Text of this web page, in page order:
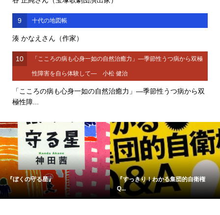
9 十代の地図帳
湊 かなえさん（作家）
10 「こころの病も心身一如の自然治癒力」―季節性うつ病から双極
性障害を自ら体験して― 小松 健治
「こころの病も心身一如の自然治癒力」―季節性うつ病から双
極性障...
『ぼくの守る星』
『すっきり！わかる集団的自衛権
Q...